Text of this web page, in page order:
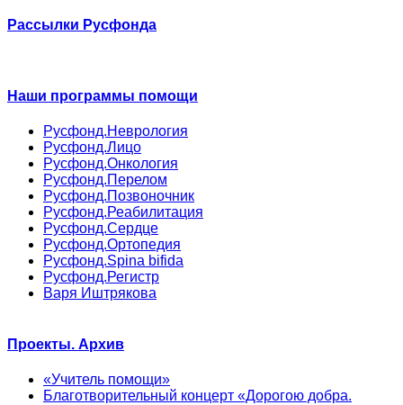
Рассылки Русфонда
Наши программы помощи
Русфонд.Неврология
Русфонд.Лицо
Русфонд.Онкология
Русфонд.Перелом
Русфонд.Позвоночник
Русфонд.Реабилитация
Русфонд.Сердце
Русфонд.Ортопедия
Русфонд.Spina bifida
Русфонд.Регистр
Варя Иштрякова
Проекты. Архив
«Учитель помощи»
Благотворительный концерт «Дорогою добра.